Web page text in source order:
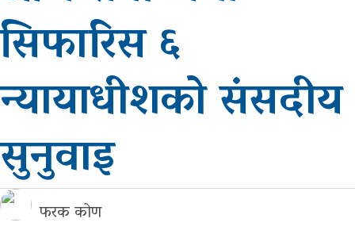
साहित्य
ग्यालरी
सिफारिस ६
न्यायाधीशको संसदीय
सुनुवाइ
फरक कोण